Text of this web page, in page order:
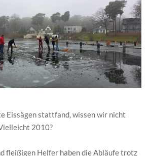
Eissägen stattfand, wissen wir nicht
2010?
fleißigen Helfer haben die Abläufe trotz